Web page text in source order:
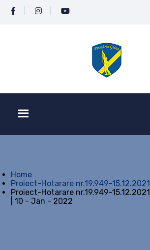
Home
Proiect-Hotarare nr.19.949-15.12.2021
Proiect-Hotarare nr.19.949-15.12.2021
| 10 - Jan - 2022